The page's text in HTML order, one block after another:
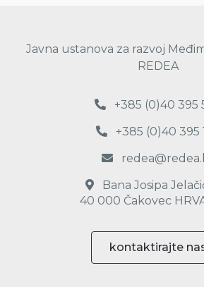
Javna ustanova za razvoj
REDEA
+385 (0)40 395
+385 (0)40 395
Bana Josipa
40 000 Čakovec
kontaktirajte